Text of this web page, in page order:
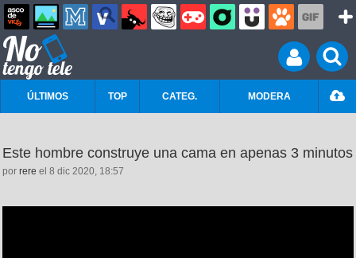
ÚLTIMOS TOP CATEG. MODERA
Este hombre construye una cama en apenas 3 minutos
por rere el 8 dic 2020, 18:57